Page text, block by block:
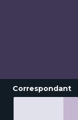
Correspondant